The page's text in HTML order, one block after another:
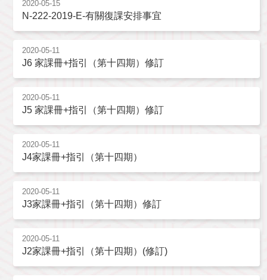
2020-05-15
N-222-2019-E-有關復課安排事宜
2020-05-11
J6 家課冊+指引（第十四期）修訂
2020-05-11
J5 家課冊+指引（第十四期）修訂
2020-05-11
J4家課冊+指引（第十四期）
2020-05-11
J3家課冊+指引（第十四期）修訂
2020-05-11
J2家課冊+指引（第十四期）(修訂)